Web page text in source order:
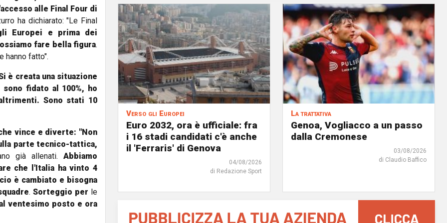
alle Final Four di
ha dichiarato: "Le Final
Europei e prima dei
fare bella figura.
hanno fatto".
è creata una situazione
fidato al 100%, ho
Sono stati 10
vince e diverte: "Non
parte tecnico-tattica,
già allenati.Abbiamo
che l'Italia ha vinto 4
è cambiato e bisogna
.Sorteggio per le
ventesimo posto e ora
Verso gli Europei
Euro 2032, ora è ufficiale: fra
i 16 stadi candidati c'è anche
il 'Ferraris' di Genova
04/08/2026
di Redazione Sport
La trattativa
Genoa, Vogliacco a un passo
dalla Cremonese
03/08/2026
di Claudio Baffico